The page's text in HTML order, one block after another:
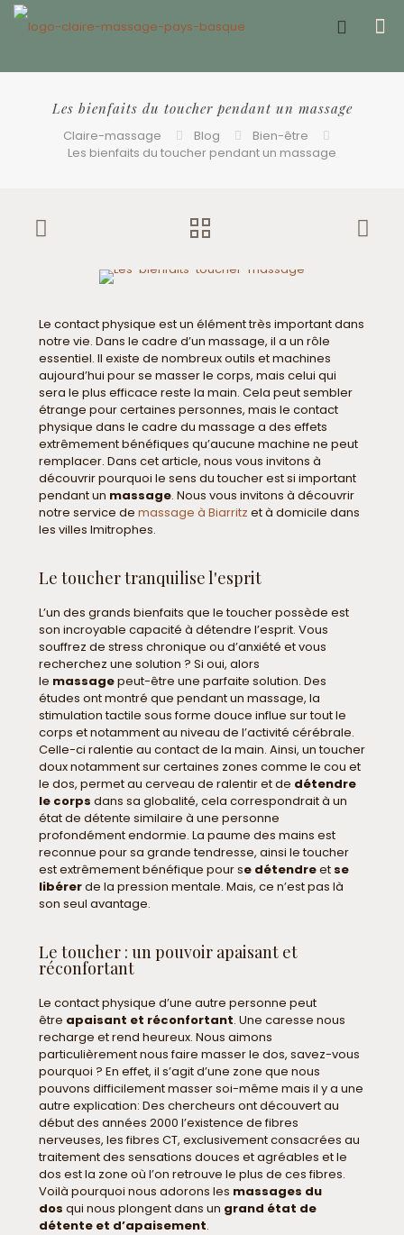
Les bienfaits du toucher pendant un massage
Claire-massage Blog
Bien-être
Les bienfaits du toucher pendant un massage
Le contact physique est un élément très important dans
notre vie. Dans le cadre d’un massage, il a un rôle
essentiel. Il existe de nombreux outils et machines
aujourd’hui pour se masser le corps, mais celui qui
sera le plus efficace reste la main. Cela peut sembler
étrange pour certaines personnes, mais le contact
physique dans le cadre du massage a des effets
extrêmement bénéfiques qu’aucune machine ne peut
remplacer. Dans cet article, nous vous invitons à
découvrir pourquoi le sens du toucher est si important
pendant un massage. Nous vous invitons à découvrir
notre service de massage à Biarritz et à domicile dans
les villes lmitrophes.
Le toucher tranquilise l'esprit
L’un des grands bienfaits que le toucher possède est
son incroyable capacité à détendre l’esprit. Vous
souffrez de stress chronique ou d’anxiété et vous
recherchez une solution ? Si oui, alors
le massagepeut-être une parfaite solution. Des
études ont montré que pendant un massage, la
stimulation tactile sous forme douce influe sur tout le
corps et notamment au niveau de l’activité cérébrale.
Celle-ci ralentie au contact de la main. Ainsi, un toucher
doux notamment sur certaines zones comme le cou et
le dos, permet au cerveau de ralentir et de détendre
le corps dans sa globalité, cela correspondrait à un
état de détente similaire à une personne
profondément endormie. La paume des mains est
reconnue pour sa grande tendresse, ainsi le toucher
est extrêmement bénéfique pour se détendreet se
libérerde la pression mentale. Mais, ce n’est pas là
son seul avantage.
Le toucher : un pouvoir apaisant et
réconfortant
Le contact physique d’une autre personne peut
être apaisant et réconfortant. Une caresse nous
recharge et rend heureux. Nous aimons
particulièrement nous faire masser le dos, savez-vous
pourquoi ? En effet, il s’agit d’une zone que nous
pouvons difficilement masser soi-même mais il y a une
autre explication: Des chercheurs ont découvert au
début des années 2000 l’existence de fibres
nerveuses, les fibres CT, exclusivement consacrées au
traitement des sensations douces et agréables et le
dos est la zone où l’on retrouve le plus de ces fibres.
Voilà pourquoi nous adorons les massages du
dos qui nous plongent dans un grand état de
détente et d’apaisement.
Offrir un bon cadeau ❤️